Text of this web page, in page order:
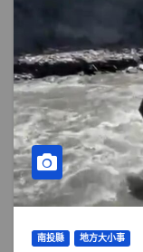
南投縣 地方大小事